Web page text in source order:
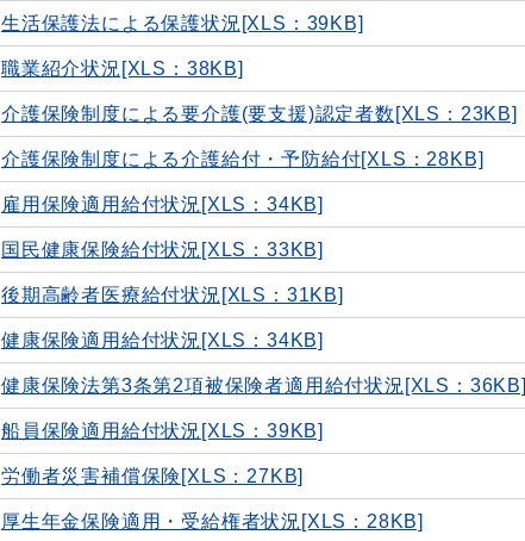
生活保護法による保護状況[XLS：39KB]
職業紹介状況[XLS：38KB]
介護保険制度による要介護(要支援)認定者数[XLS：23KB]
介護保険制度による介護給付・予防給付[XLS：28KB]
雇用保険適用給付状況[XLS：34KB]
国民健康保険給付状況[XLS：33KB]
後期高齢者医療給付状況[XLS：31KB]
健康保険適用給付状況[XLS：34KB]
健康保険法第3条第2項被保険者適用給付状況[XLS：36KB]
船員保険適用給付状況[XLS：39KB]
労働者災害補償保険[XLS：27KB]
厚生年金保険適用・受給権者状況[XLS：28KB]